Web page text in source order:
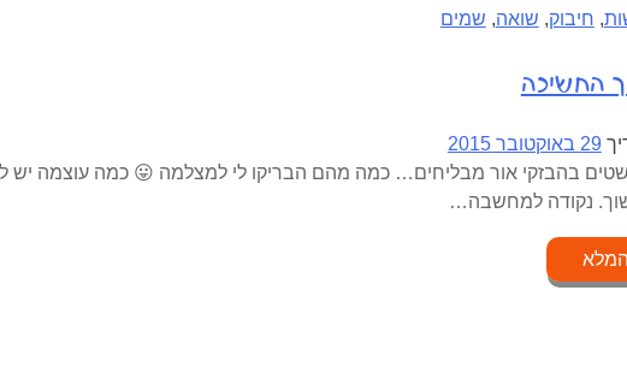
, חיבוק, שואה, שמים
החשיכה
29 באוקטובר 2015
בהבזקי אור מבליחים… כמה מהם הבריקו לי למצלמה 😛 כמה עוצמה יש
נקודה למחשבה…